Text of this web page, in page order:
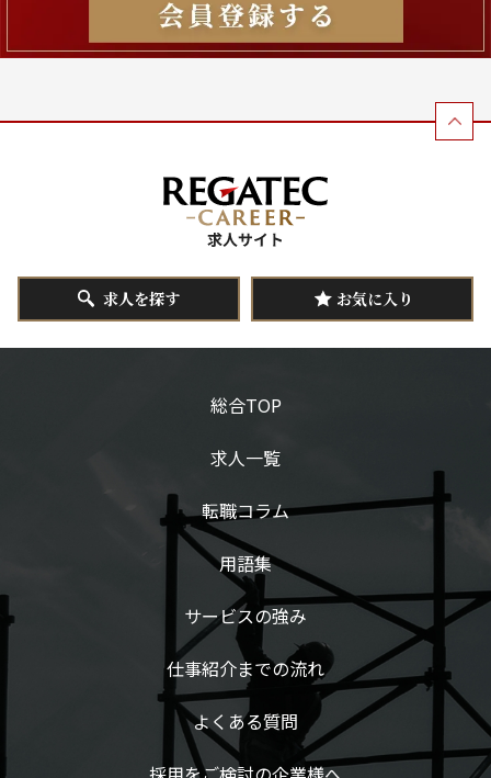
求人を探す お気に入り
総合TOP
求人一覧
転職コラム
用語集
サービスの強み
仕事紹介までの流れ
よくある質問